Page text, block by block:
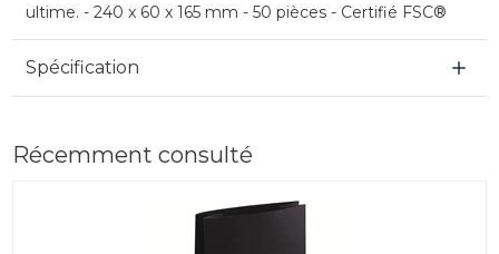
ultime. - 240 x 60 x 165 mm - 50 pièces - Certifié FSC®
Spécification
Récemment consulté